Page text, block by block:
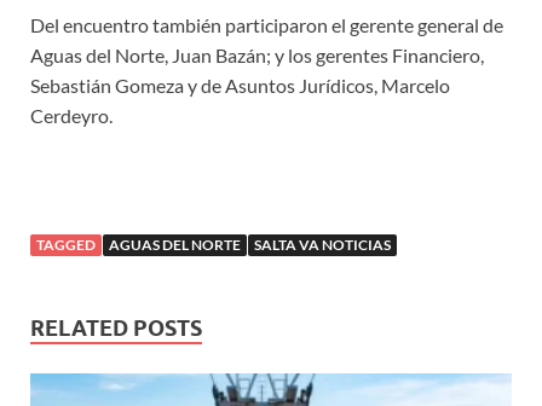
Del encuentro también participaron el gerente general de
Aguas del Norte, Juan Bazán; y los gerentes Financiero,
Sebastián Gomeza y de Asuntos Jurídicos, Marcelo
Cerdeyro.
TAGGED AGUAS DEL NORTE SALTA VA NOTICIAS
RELATED POSTS